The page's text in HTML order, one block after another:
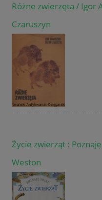
Różne zwierzęta / Igor
Czaruszyn
Życie zwierząt :
Weston